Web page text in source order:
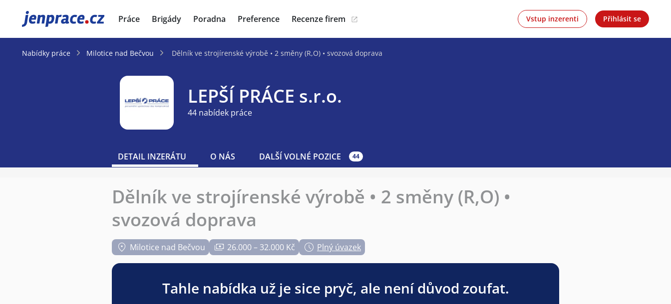
JenPráce.cz Práce Brigády Poradna Preference Recenze firem Vstup inzerenti Přihlásit se
Nabídky práce Milotice nad Bečvou Dělník ve strojírenské výrobě • 2 směny (R,O) • svozová doprava
LEPŠÍ PRÁCE s.r.o.
44 nabídek práce
DETAIL INZERÁTU O NÁS DALŠÍ VOLNÉ POZICE 44
Dělník ve strojírenské výrobě • 2 směny (R,O) •
svozová doprava
Milotice nad Bečvou 26.000 – 32.000 Kč Plný úvazek
Tahle nabídka už je sice pryč, ale není důvod zoufat.